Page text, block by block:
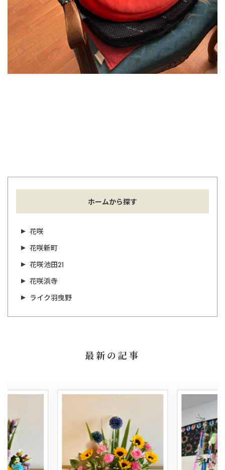
ホームから探す
花咲
花咲新町
花咲池田21
花咲浜寺
ライク羽曳野
最新の記事